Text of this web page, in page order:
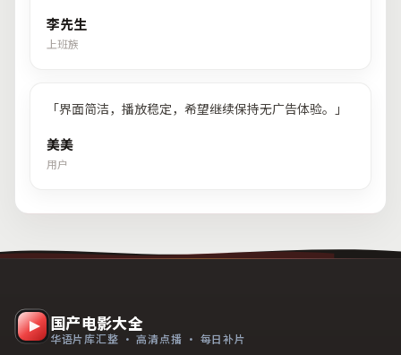
李先生
上班族
「界面简洁，播放稳定，希望继续保持无广告体验。 」
美美
用户
国产电影大全
华语片库汇整 · 高清点播 · 每日补片